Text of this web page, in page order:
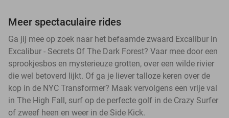
Meer spectaculaire rides
Ga jij mee op zoek naar het befaamde zwaard Excalibur in
Excalibur - Secrets Of The Dark Forest? Vaar mee door een
sprookjesbos en mysterieuze grotten, over een wilde rivier
die wel betoverd lijkt. Of ga je liever talloze keren over de
kop in de NYC Transformer? Maak vervolgens een vrije val
in The High Fall, surf op de perfecte golf in de Crazy Surfer
of zweef heen en weer in de Side Kick.